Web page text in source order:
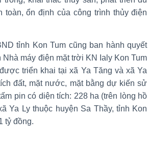
ổn định của công trình thủy điện
tỉnh Kon Tum cũng ban hành quyết
máy điện mặt trời KN Ialy Kon Tum
triển khai tại xã Ya Tăng và xã Ya
đất, mặt nước, mặt bằng dự kiến sử
pin có diện tích: 228 ha (trên lòng hồ
Ya Ly thuộc huyện Sa Thầy, tỉnh Kon
tỷ đồng.